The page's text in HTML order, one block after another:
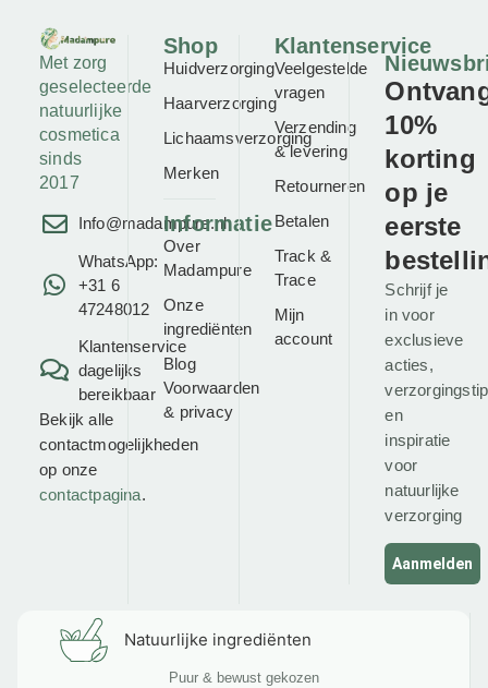
Met zorg
geselecteerde
natuurlijke
cosmetica
sinds
2017
Info@madampure.nl
WhatsApp:
+31 6
47248012
Klantenservice
dagelijks
bereikbaar
Bekijk alle
contactmogelijkheden
op onze
contactpagina.
Shop
Huidverzorging
Haarverzorging
Lichaamsverzorging
Merken
Informatie
Over
Madampure
Onze
ingrediënten
Blog
Voorwaarden
& privacy
Klantenservice
Veelgestelde
vragen
Verzending
& levering
Retourneren
Betalen
Track &
Trace
Mijn
account
10%
korting
op je
eerste
Schrijf je
in voor
exclusieve
acties,
en
inspiratie
voor
natuurlijke
verzorging
Aanmelden
Natuurlijke ingrediënten
Puur & bewust gekozen